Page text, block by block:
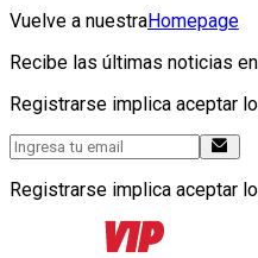
Vuelve a nuestraHomepage
Recibe las últimas noticias
Registrarse implica aceptar
Registrarse implica aceptar